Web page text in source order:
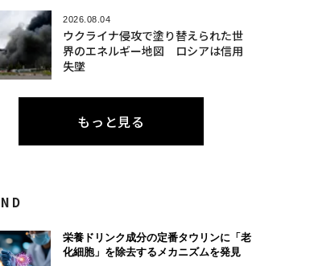
2026.08.04
ウクライナ侵攻で塗り替えられた世
界のエネルギー地図 ロシアは信用
失墜
もっと見る
栄養ドリンク成分の定番タウリンに「老
化細胞」を除去するメカニズムを発見